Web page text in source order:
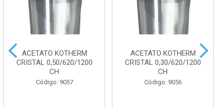
ACETATO KOTHERM
CRISTAL 0,50/620/1200
CH
Código: 9057
ACETATO KOTHERM
CRISTAL 0,30/620/1200
CH
Código: 9056